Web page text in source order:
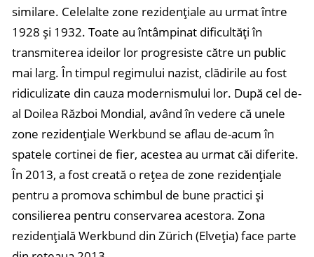
similare. Celelalte zone rezidențiale au urmat între
1928 și 1932. Toate au întâmpinat dificultăți în
transmiterea ideilor lor progresiste către un public
mai larg. În timpul regimului nazist, clădirile au fost
ridiculizate din cauza modernismului lor. După cel de-
al Doilea Război Mondial, având în vedere că unele
zone rezidențiale Werkbund se aflau de-acum în
spatele cortinei de fier, acestea au urmat căi diferite.
În 2013, a fost creată o rețea de zone rezidențiale
pentru a promova schimbul de bune practici și
consilierea pentru conservarea acestora. Zona
rezidențială Werkbund din Zürich (Elveția) face parte